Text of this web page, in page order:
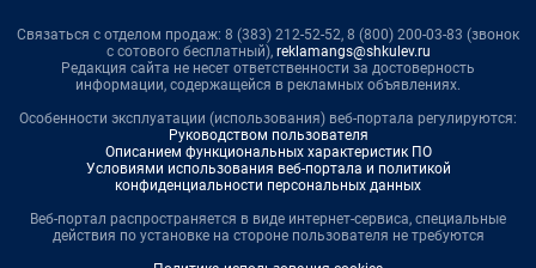
Связаться с отделом продаж: 8 (383) 212-52-52, 8 (800) 200-03-83 (звонок
с сотового бесплатный), reklamangs@shkulev.ru
Редакция сайта не несет ответственности за достоверность
информации, содержащейся в рекламных объявлениях.
Особенности эксплуатации (использования) веб-портала регулируются:
Руководством пользователя
Описанием функциональных характеристик ПО
Условиями использования веб-портала и политикой
конфиденциальности персональных данных
Веб-портал распространяется в виде интернет-сервиса, специальные
действия по установке на стороне пользователя не требуются